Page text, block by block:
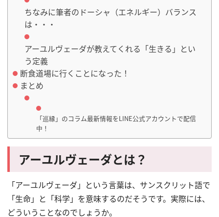
ちなみに筆者のドーシャ（エネルギー）バランス
は・・・
アーユルヴェーダが教えてくれる「生きる」とい
う定義
断食道場に行くことになった！
まとめ
「巡縁」のコラム最新情報をLINE公式アカウントで配信
中！
アーユルヴェーダとは？
「アーユルヴェーダ」という言葉は、サンスクリット語で
「生命」と「科学」を意味するのだそうです。実際には、
どういうことなのでしょうか。